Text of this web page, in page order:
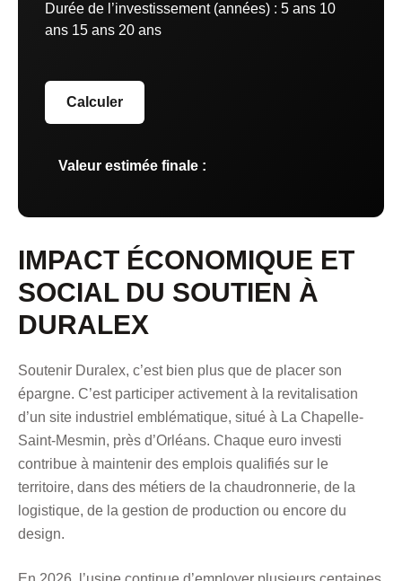
Durée de l’investissement (années) : 5 ans 10
ans 15 ans 20 ans
Calculer
Valeur estimée finale :
IMPACT ÉCONOMIQUE ET
SOCIAL DU SOUTIEN À
DURALEX
Soutenir Duralex, c’est bien plus que de placer son
épargne. C’est participer activement à la revitalisation
d’un site industriel emblématique, situé à La Chapelle-
Saint-Mesmin, près d’Orléans. Chaque euro investi
contribue à maintenir des emplois qualifiés sur le
territoire, dans des métiers de la chaudronnerie, de la
logistique, de la gestion de production ou encore du
design.